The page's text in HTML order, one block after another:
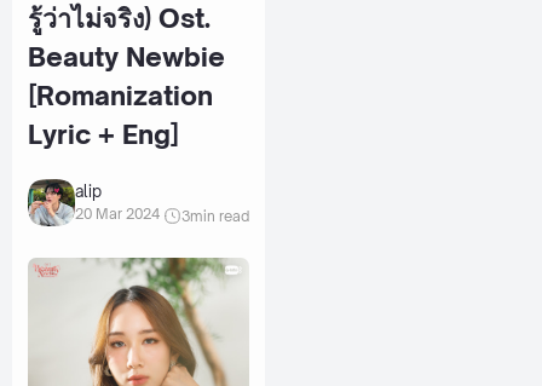
รู้ว่าไม่จริง) Ost.
Beauty Newbie
[Romanization
Lyric + Eng]
alip
20 Mar 2024 3min read